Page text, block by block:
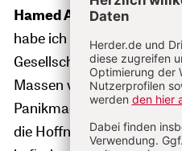
Hamed Abdel-Samad:
habe ich die Auffassung
Gesellschaften im Zerfall
Massen von Migranten
Panikmacher beschimpft
die Hoffnung hatten,